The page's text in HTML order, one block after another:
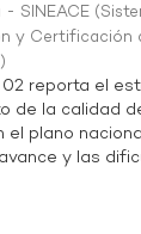
SINEACE (
y Certificación
)
reporta el
de la calidad
el plano
y las